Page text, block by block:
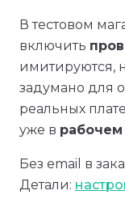
В тестовом
включить
имитируются,
задумано для
реальных
уже в рабочем
Без email в
Детали: